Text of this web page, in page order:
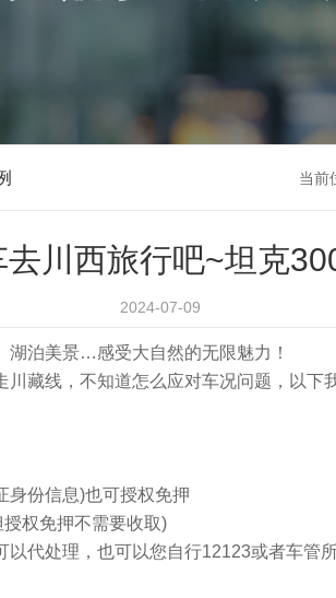
当前
去川西旅行吧~坦克
2024-07-09
湖泊美景…感受大自然的无限魅力！
藏线，不知道怎么应对车况问题，以下
身份信息)也可授权免押
权免押不需要收取)
代处理，也可以您自行12123或者车管